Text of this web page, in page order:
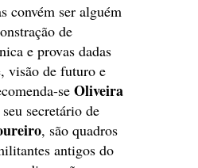
convém ser alguém
de
e provas dadas
visão de futuro e
se Oliveira
secretário de
, são quadros
antigos do